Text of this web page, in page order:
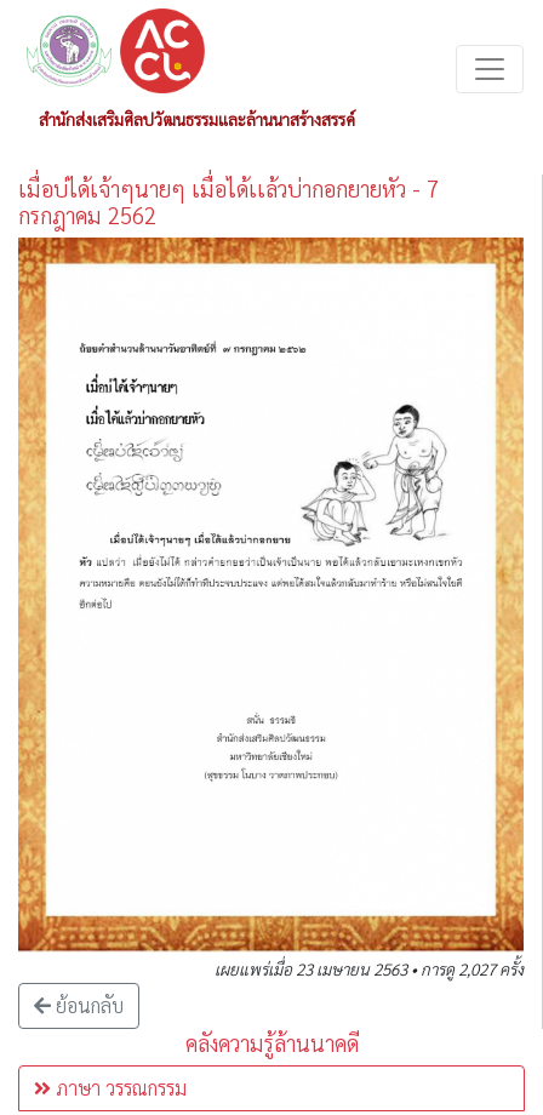
สำนักส่งเสริมศิลปวัฒนธรรมและล้านนาสร้างสรรค์
เมื่อบ่ได้เจ้าๆนายๆ เมื่อได้เเล้วบ่ากอกยายหัว - 7
กรกฎาคม 2562
เผยแพร่เมื่อ 23 เมษายน 2563 • การดู 2,027 ครั้ง
ย้อนกลับ
คลังความรู้ล้านนาคดี
ภาษา วรรณกรรม